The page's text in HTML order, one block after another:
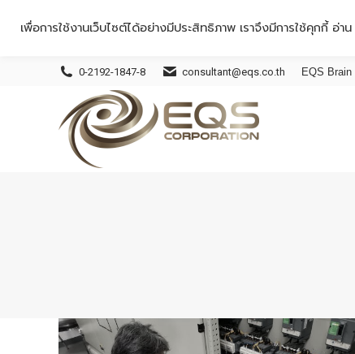
0-2192-1847-8 consultant@eqs.co.th EQS Brain
เพื่อการใช้งานเว็บไซต์ได้อย่างมีประสิทธิภาพ เราจึงมีการใช้คุกกี้ อ่าน